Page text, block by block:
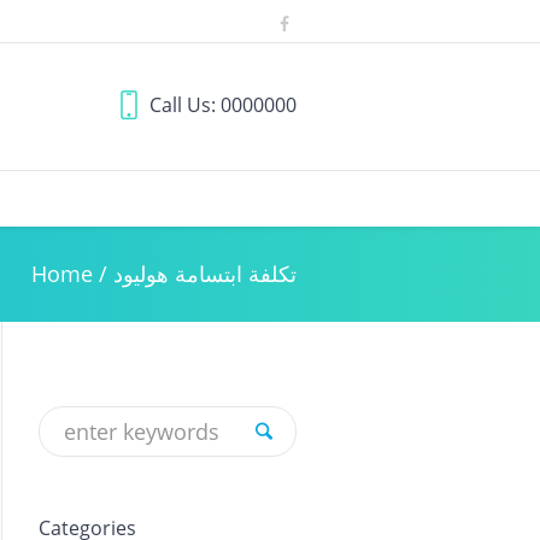
Call Us: 0000000
Home / تكلفة ابتسامة هوليود
Categories